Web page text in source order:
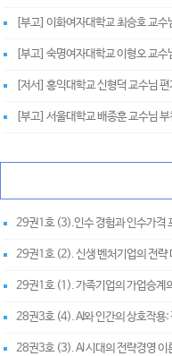
[부고] 이화여자대학교 최승호 교수
[부고] 숙명여자대학교 이형오 교수
[저서] 홍익대학교 신형덕 교수님
[부고] 서울대학교 배종훈 교수님
29권1호 (3).인수 경험과 인수가격 프리
29권1호 (2). 신생 벤처기업의 전략 다양성이
29권1호 (1). 가족기업의 가업승계
28권3호 (4). AI와 인간의 상호작용:
28권3호 (3). AI 시대의 전략경영 이